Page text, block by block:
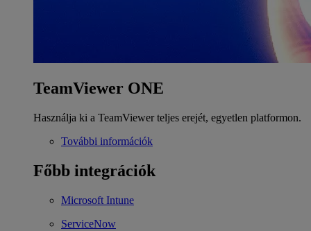
TeamViewer ONE
Használja ki a TeamViewer teljes erejét, egyetlen platformon.
További információk
Főbb integrációk
Microsoft Intune
ServiceNow